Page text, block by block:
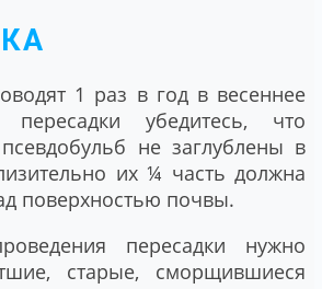
1 раз в год в весеннее
убедитесь, что
не заглублены в
их ¼ часть должна
поверхностью почвы.
пересадки нужно
старые, сморщившиеся